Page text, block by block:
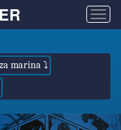
marina ⤵